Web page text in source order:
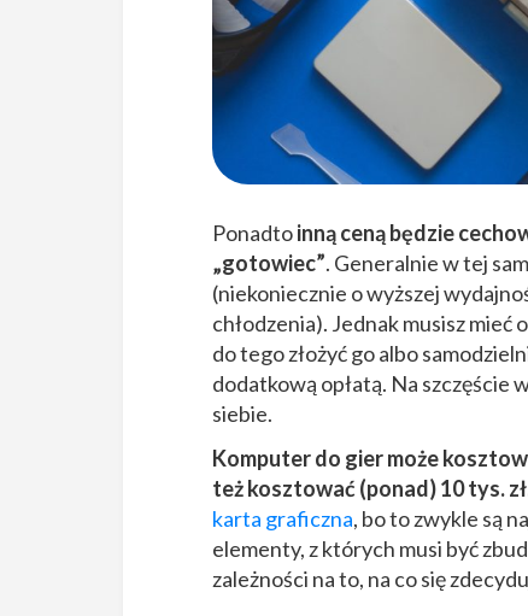
Ponadtoinną ceną będzie
„gotowiec”. Generalnie w tej
(niekoniecznie o wyższej
chłodzenia). Jednak musisz
do tego złożyć go albo
dodatkową opłatą. Na szczęście
siebie.
Komputer do gier może
też kosztować (ponad) 10 tys.
karta graficzna, bo to zwykle są
elementy, z których musi być
zależności na to, na co się